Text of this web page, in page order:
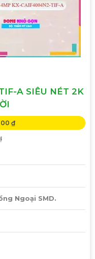
A SIÊU NÉT 2K
00 ₫
Ngoại SMD.